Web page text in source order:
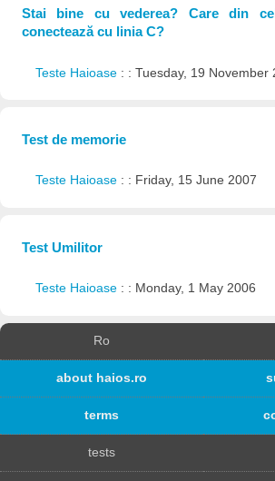
Stai bine cu vederea? Care din
conectează cu linia C?
Teste Haioase : : Tuesday, 19 November
Test de memorie
Teste Haioase : : Friday, 15 June 2007
Test Umilitor
Teste Haioase : : Monday, 1 May 2006
Ro
about haios.ro
terms
tests